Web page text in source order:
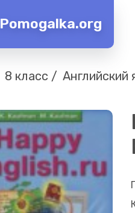
Pomogalka.org
8 класс Английский